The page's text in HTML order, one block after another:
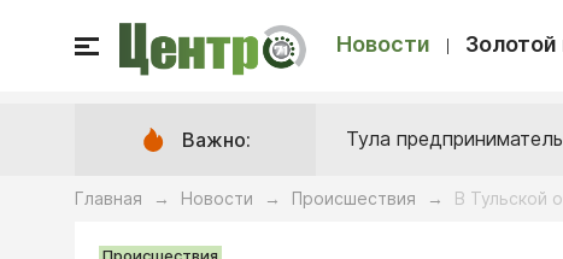
Новости Золотой
Важно: Тула
Главная → Новости → Происшествия → В Тульской